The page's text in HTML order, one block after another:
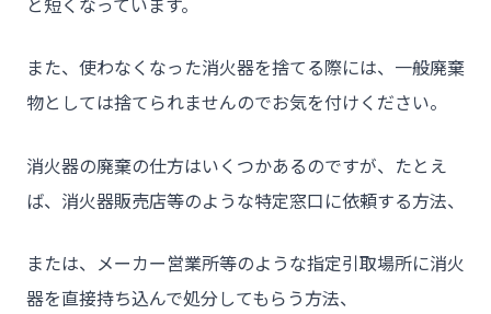
- 施工事例
- ブログ＆ニュース
- 会社概要
- お問い合わせ
また、使わなくなった消火器を捨てる際には、一般廃棄
物としては捨てられませんのでお気を付けください。
消火器の廃棄の仕方はいくつかあるのですが、たとえ
ば、消火器販売店等のような特定窓口に依頼する方法、
または、メーカー営業所等のような指定引取場所に消火
器を直接持ち込んで処分してもらう方法、